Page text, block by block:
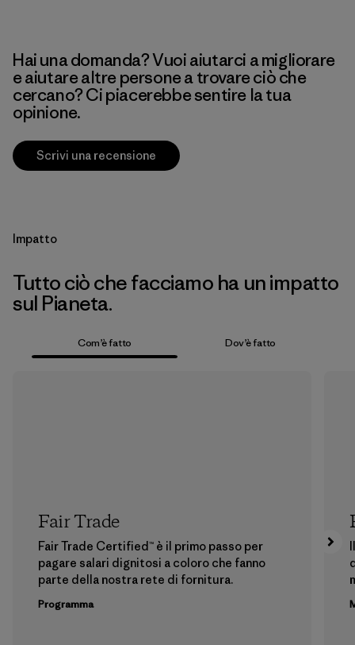
Hai una domanda? Vuoi aiutarci a migliorare
e aiutare altre persone a trovare ciò che
cercano? Ci piacerebbe sentire la tua
opinione.
Scrivi una recensione
Impatto
Tutto ciò che facciamo ha un impatto
sul Pianeta.
Com’è fatto Dov’è fatto
Fair Trade
Fair Trade Certified™ è il primo passo per
pagare salari dignitosi a coloro che fanno
parte della nostra rete di fornitura.
Programma